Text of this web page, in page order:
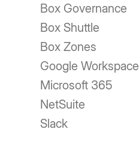
Box Governance
Box Shuttle
Box Zones
Google Workspace
Microsoft 365
NetSuite
Slack